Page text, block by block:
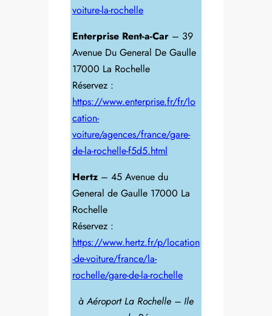
voiture-la-rochelle
Enterprise Rent-a-Car – 39
Avenue Du General De Gaulle
17000 La Rochelle
Réservez :
https://www.enterprise.fr/fr/lo
cation-
voiture/agences/france/gare-
de-la-rochelle-f5d5.html
Hertz – 45 Avenue du
General de Gaulle 17000 La
Rochelle
Réservez :
https://www.hertz.fr/p/location
-de-voiture/france/la-
rochelle/gare-de-la-rochelle
à Aéroport La Rochelle – Ile